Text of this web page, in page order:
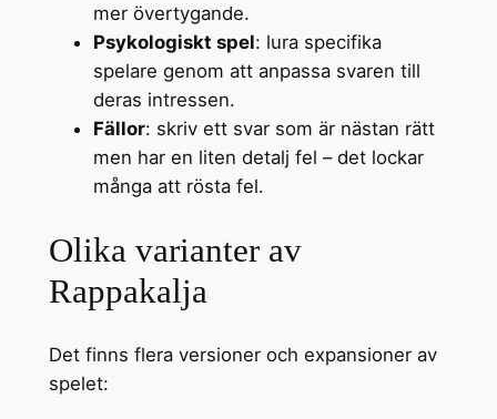
mer övertygande.
Psykologiskt spel: lura specifika
spelare genom att anpassa svaren till
deras intressen.
Fällor: skriv ett svar som är nästan rätt
men har en liten detalj fel – det lockar
många att rösta fel.
Olika varianter av
Rappakalja
Det finns flera versioner och expansioner av
spelet: